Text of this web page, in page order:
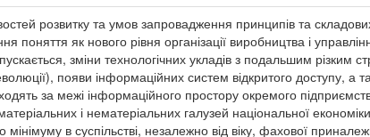
розвитку та умов запровадження принципів та
поняття як нового рівня організації виробництва і
зміни технологічних укладів з подальшим різким
появи інформаційних систем відкритого доступу, а
за межі інформаційного простору окремого
і нематеріальних галузей національної
в суспільстві, незалежно від віку, фахової